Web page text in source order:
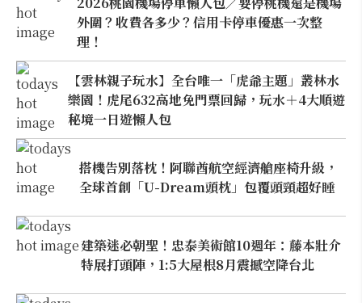
外圍？收費各多少？信用卡停車優惠一次整
理！
【雲林親子玩水】全台唯一「虎爺主題」叢林水
樂園！虎尾632高地免門票回歸，玩水＋4大順遊
秘境一日遊懶人包
搭機告別落枕！阿聯酋航空經濟艙座椅升級，
全球首創「U-Dream頭枕」包覆頭頸超好睡
建築迷必朝聖！忠泰美術館10週年：藤本壯介
特展打頭陣，1:5大屋根8月震撼空降台北